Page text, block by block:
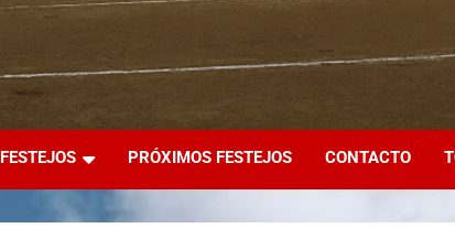
FESTEJOS PRÓXIMOS FESTEJOS CONTACTO